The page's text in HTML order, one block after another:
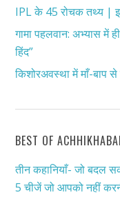
IPL के 45 रोचक तथ्य |
गामा पहलवान: अभ्यास में
हिंद”
किशोरअवस्था में माँ-बाप से
BEST OF
तीन कहानियाँ- जो बदल
5 चीजें जो आपको नहीं